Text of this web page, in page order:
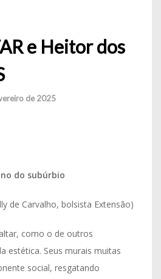
e Heitor dos
de 2025
do subúrbio
de Carvalho, bolsista Extensão)
como o de outros
estética. Seus murais muitas
social, resgatando